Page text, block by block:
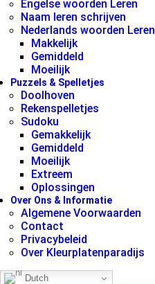
Engelse woorden Leren
Naam leren schrijven
Nederlands woorden Leren
Makkelijk
Gemiddeld
Moeilijk
Puzzels & Spelletjes
Doolhoven
Rekenspelletjes
Sudoku
Gemakkelijk
Gemiddeld
Moeilijk
Extreem
Oplossingen
Over Ons & Informatie
Algemene Voorwaarden
Contact
Privacybeleid
Over Kleurplatenparadijs
Dutch